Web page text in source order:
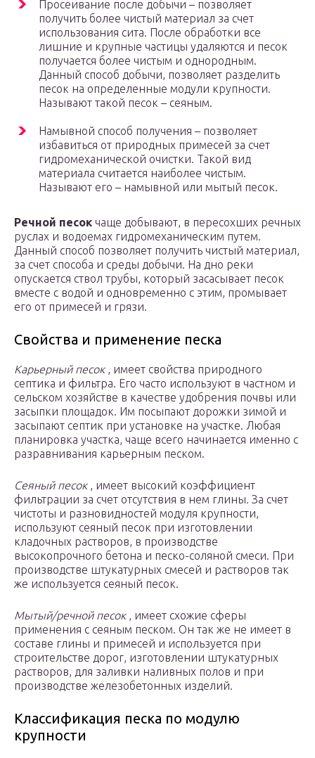
Просеивание после добычи – позволяет
получить более чистый материал за счет
использования сита. После обработки все
лишние и крупные частицы удаляются и песок
получается более чистым и однородным.
Данный способ добычи, позволяет разделить
песок на определенные модули крупности.
Называют такой песок – сеяным.
Намывной способ получения – позволяет
избавиться от природных примесей за счет
гидромеханической очистки. Такой вид
материала считается наиболее чистым.
Называют его – намывной или мытый песок.
Речной песок чаще добывают, в пересохших речных
руслах и водоемах гидромеханическим путем.
Данный способ позволяет получить чистый материал,
за счет способа и среды добычи. На дно реки
опускается ствол трубы, который засасывает песок
вместе с водой и одновременно с этим, промывает
его от примесей и грязи.
Свойства и применение песка
Карьерный песок, имеет свойства природного
септика и фильтра. Его часто используют в частном и
сельском хозяйстве в качестве удобрения почвы или
засыпки площадок. Им посыпают дорожки зимой и
засыпают септик при установке на участке. Любая
планировка участка, чаще всего начинается именно с
разравнивания карьерным песком.
Сеяный песок, имеет высокий коэффициент
фильтрации за счет отсутствия в нем глины. За счет
чистоты и разновидностей модуля крупности,
используют сеяный песок при изготовлении
кладочных растворов, в производстве
высокопрочного бетона и песко-соляной смеси. При
производстве штукатурных смесей и растворов так
же используется сеяный песок.
Мытый/речной песок, имеет схожие сферы
применения с сеяным песком. Он так же не имеет в
составе глины и примесей и используется при
строительстве дорог, изготовлении штукатурных
растворов, для заливки наливных полов и при
производстве железобетонных изделий.
Классификация песка по модулю
крупности